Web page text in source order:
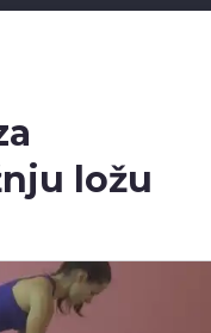
ložu